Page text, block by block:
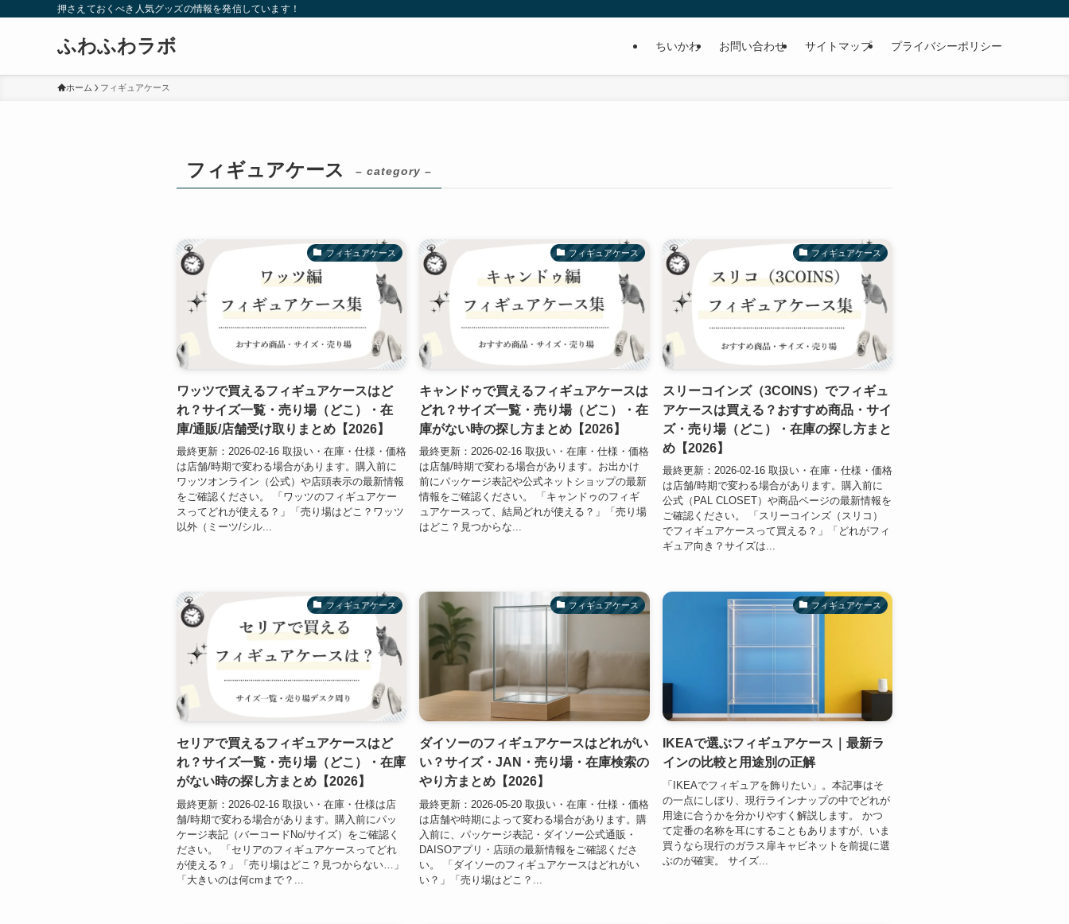
押さえておくべき人気グッズの情報を発信しています！
ふわふわラボ ちいかわ お問い合わせ サイトマップ プライバシーポリシー
ホーム フィギュアケース
フィギュアケース – category –
フィギュアケース
ワッツで買えるフィギュアケースはど
れ？サイズ一覧・売り場（どこ）・在
庫/通販/店舗受け取りまとめ【2026】
最終更新：2026-02-16 取扱い・在庫・仕様・価格
は店舗/時期で変わる場合があります。購入前に
ワッツオンライン（公式）や店頭表示の最新情報
をご確認ください。 「ワッツのフィギュアケー
スってどれが使える？」「売り場はどこ？ワッツ
以外（ミーツ/シル...
フィギュアケース
キャンドゥで買えるフィギュアケースは
どれ？サイズ一覧・売り場（どこ）・在
庫がない時の探し方まとめ【2026】
最終更新：2026-02-16 取扱い・在庫・仕様・価格
は店舗/時期で変わる場合があります。お出かけ
前にパッケージ表記や公式ネットショップの最新
情報をご確認ください。 「キャンドゥのフィギ
ュアケースって、結局どれが使える？」「売り場
はどこ？見つからな...
フィギュアケース
スリーコインズ（3COINS）でフィギュ
アケースは買える？おすすめ商品・サイ
ズ・売り場（どこ）・在庫の探し方まと
め【2026】
最終更新：2026-02-16 取扱い・在庫・仕様・価格
は店舗/時期で変わる場合があります。購入前に
公式（PAL CLOSET）や商品ページの最新情報を
ご確認ください。 「スリーコインズ（スリコ）
でフィギュアケースって買える？」「どれがフィ
ギュア向き？サイズは...
フィギュアケース
セリアで買えるフィギュアケースはど
れ？サイズ一覧・売り場（どこ）・在庫
がない時の探し方まとめ【2026】
最終更新：2026-02-16 取扱い・在庫・仕様は店
舗/時期で変わる場合があります。購入前にパッ
ケージ表記（バーコードNo/サイズ）をご確認く
ださい。 「セリアのフィギュアケースってどれ
が使える？」「売り場はどこ？見つからない…」
「大きいのは何cmまで？...
フィギュアケース
ダイソーのフィギュアケースはどれがい
い？サイズ・JAN・売り場・在庫検索の
やり方まとめ【2026】
最終更新：2026-05-20 取扱い・在庫・仕様・価格
は店舗や時期によって変わる場合があります。購
入前に、パッケージ表記・ダイソー公式通販・
DAISOアプリ・店頭の最新情報をご確認くださ
い。 「ダイソーのフィギュアケースはどれがい
い？」「売り場はどこ？...
フィギュアケース
IKEAで選ぶフィギュアケース｜最新ラ
インの比較と用途別の正解
「IKEAでフィギュアを飾りたい」。本記事はそ
の一点にしぼり、現行ラインナップの中でどれが
用途に合うかを分かりやすく解説します。 かつ
て定番の名称を耳にすることもありますが、いま
買うなら現行のガラス扉キャビネットを前提に選
ぶのが確実。 サイズ...